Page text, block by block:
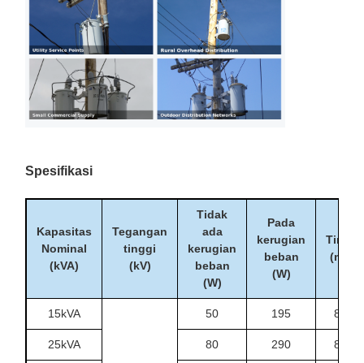
Spesifikasi
Kapasitas
Nominal
(kVA)
Tegangan
tinggi
(kV)
Tidak
ada
kerugian
beban
(W)
Pada
kerugian
beban
(W)
Tinggi
(mm)
15kVA 50 195 840
25kVA 80 290 840